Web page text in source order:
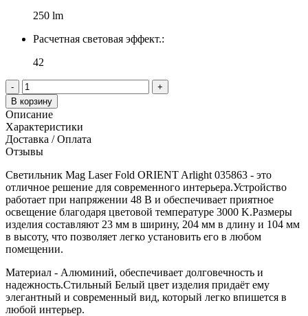
250 lm
Расчетная световая эффект.:
42
-
+
В корзину
Описание
Характеристики
Доставка / Оплата
Отзывы
Светильник Mag Laser Fold ORIENT Arlight 035863 - это
отличное решение для современного интерьера.Устройство
работает при напряжении 48 В и обеспечивает приятное
освещение благодаря цветовой температуре 3000 K.Размеры
изделия составляют 23 мм в ширину, 204 мм в длину и 104 мм
в высоту, что позволяет легко установить его в любом
помещении.
Материал - Алюминий, обеспечивает долговечность и
надежность.Стильный Белый цвет изделия придаёт ему
элегантный и современный вид, который легко впишется в
любой интерьер.